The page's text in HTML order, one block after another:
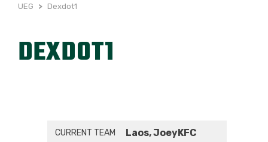
UEG > Dexdot1
DEXDOT1
CURRENT TEAM Laos, JoeyKFC